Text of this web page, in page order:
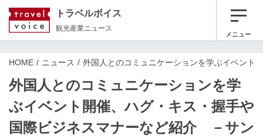
トラベルボイス
観光産業ニュース
メニュー
HOME ニュース 外国人とのコミュニケーションを学ぶイベン
外国人とのコミュニケーションを学
ぶイベント開催、ハグ・キス・握手や
国際ビジネスマナーなど紹介 －サン